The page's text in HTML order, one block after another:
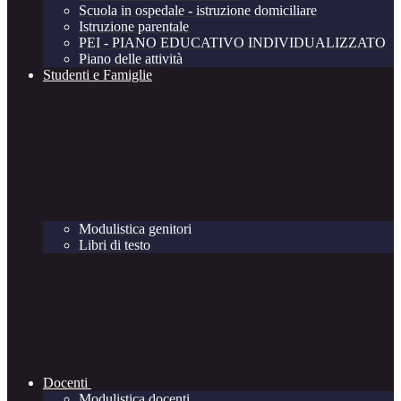
Scuola in ospedale - istruzione domiciliare
Istruzione parentale
PEI - PIANO EDUCATIVO INDIVIDUALIZZATO
Piano delle attività
Studenti e Famiglie
Modulistica genitori
Libri di testo
Docenti